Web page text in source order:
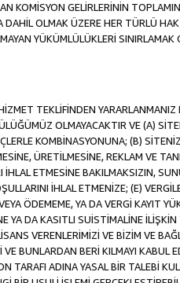
KOMİSYON GELİRLERİNİN
OLMAK ÜZERE HER TÜRLÜ
YÜKÜMLÜLÜKLERİ SINIRLAMAK
TEKLİFİNDEN
OLMAYACAKTIR VE (A)
KOMBİNASYONUNA; (B)
ÜRETİLMESİNE, REKLAM VE
ETMESİNE BAKILMAKSIZIN,
İHLAL ETMENİZE; (E)
ÖDEMEME, YA DA VERGİ KAYIT
YA DA KASITLI SUİSTİMALİNE
VERENLERİMİZİ VE BİZİM VE
BUNLARDAN BERİ KILMAYI KABUL
TARAFI ADINA YASAL BİR TALEBİ